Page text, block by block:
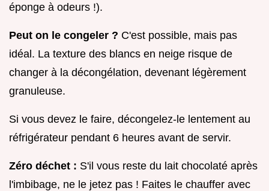
éponge à odeurs !).
Peut on le congeler ? C'est possible, mais pas
idéal. La texture des blancs en neige risque de
changer à la décongélation, devenant légèrement
granuleuse.
Si vous devez le faire, décongelez-le lentement au
réfrigérateur pendant 6 heures avant de servir.
Zéro déchet : S'il vous reste du lait chocolaté après
l'imbibage, ne le jetez pas ! Faites le chauffer avec